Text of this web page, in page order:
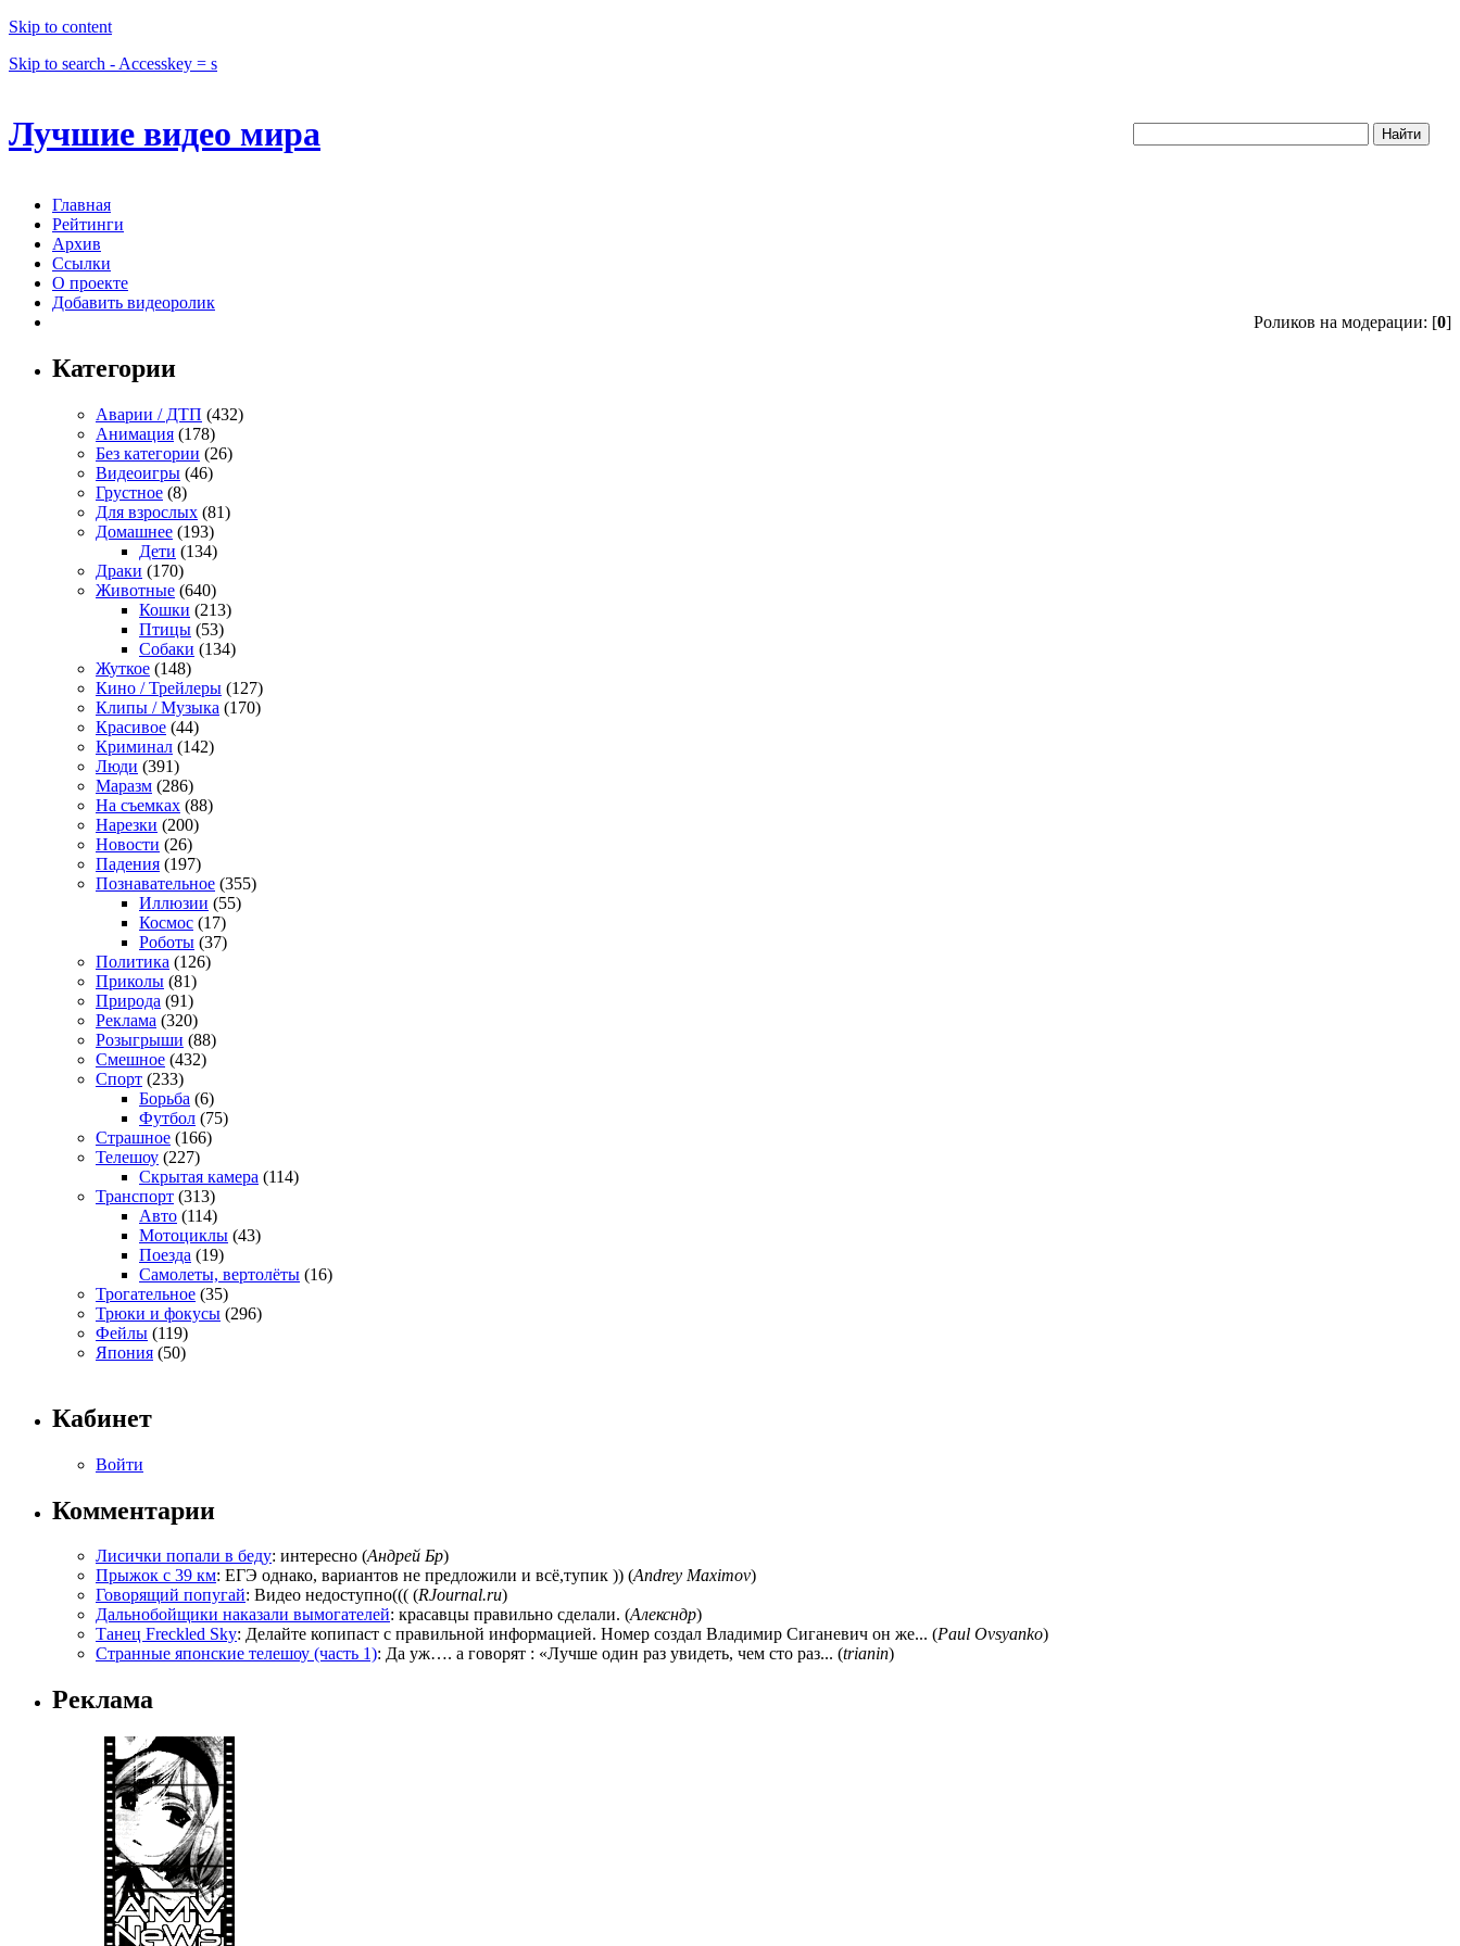
Skip to content
Skip to search - Accesskey = s
Лучшие видео мира
Главная
Рейтинги
Архив
Ссылки
О проекте
Добавить видеоролик
Роликов на модерации: [0]
Категории
Аварии / ДТП (432)
Анимация (178)
Без категории (26)
Видеоигры (46)
Грустное (8)
Для взрослых (81)
Домашнее (193)
Дети (134)
Драки (170)
Животные (640)
Кошки (213)
Птицы (53)
Собаки (134)
Жуткое (148)
Кино / Трейлеры (127)
Клипы / Музыка (170)
Красивое (44)
Криминал (142)
Люди (391)
Маразм (286)
На съемках (88)
Нарезки (200)
Новости (26)
Падения (197)
Познавательное (355)
Иллюзии (55)
Космос (17)
Роботы (37)
Политика (126)
Приколы (81)
Природа (91)
Реклама (320)
Розыгрыши (88)
Смешное (432)
Спорт (233)
Борьба (6)
Футбол (75)
Страшное (166)
Телешоу (227)
Скрытая камера (114)
Транспорт (313)
Авто (114)
Мотоциклы (43)
Поезда (19)
Самолеты, вертолёты (16)
Трогательное (35)
Трюки и фокусы (296)
Фейлы (119)
Япония (50)
Кабинет
Войти
Комментарии
Лисички попали в беду: интересно (Андрей Бр)
Прыжок с 39 км: ЕГЭ однако, вариантов не предложили и всё,тупик )) (Andrey Maximov)
Говорящий попугай: Видео недоступно((( (RJournal.ru)
Дальнобойщики наказали вымогателей: красавцы правильно сделали. (Алексндр)
Танец Freckled Sky: Делайте копипаст с правильной информацией. Номер создал Владимир Сиганевич он же... (Paul Ovsyanko)
Странные японские телешоу (часть 1): Да уж…. а говорят : «Лучше один раз увидеть, чем сто раз... (trianin)
Реклама